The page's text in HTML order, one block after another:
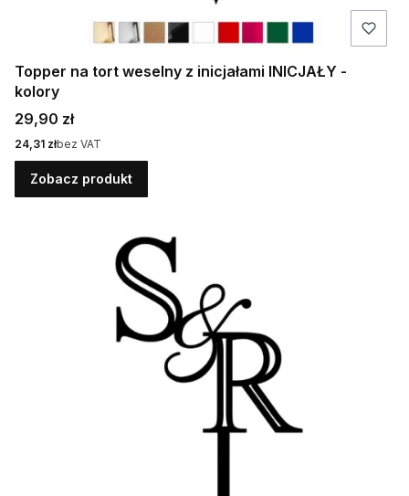
Topper na tort weselny z inicjałami INICJAŁY -
kolory
Cena
29,90 zł
Cena
24,31 złbez VAT
Zobacz produkt